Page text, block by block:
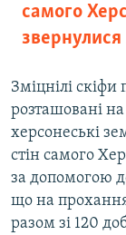
самого
Зміцнілі
розташовані
херсонеські
стін самого
за допомогою
що на
разом зі 120